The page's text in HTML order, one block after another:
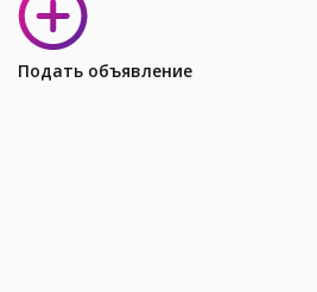
Подать объявление